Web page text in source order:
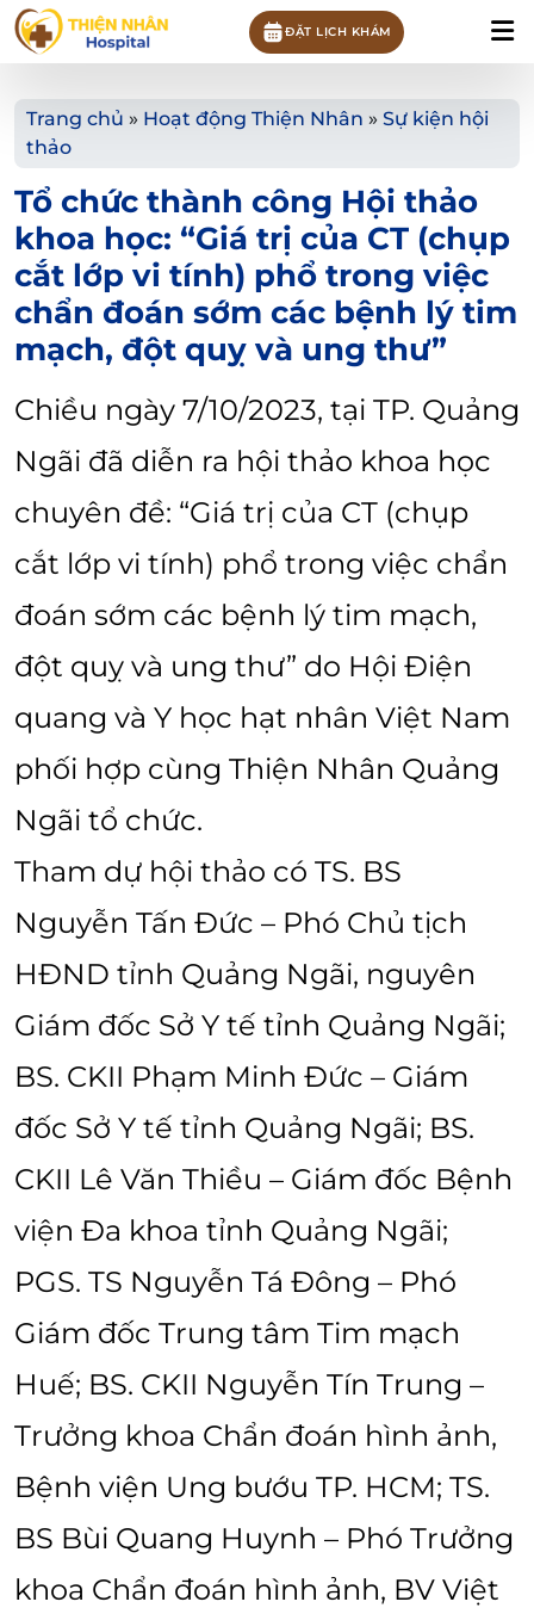
ĐẶT LỊCH KHÁM
Trang chủ » Hoạt động Thiện Nhân » Sự kiện hội
thảo
Tổ chức thành công Hội thảo
khoa học: “Giá trị của CT (chụp
cắt lớp vi tính) phổ trong việc
chẩn đoán sớm các bệnh lý tim
mạch, đột quỵ và ung thư”
Chiều ngày 7/10/2023, tại TP. Quảng
Ngãi đã diễn ra hội thảo khoa học
chuyên đề: “Giá trị của CT (chụp
cắt lớp vi tính) phổ trong việc chẩn
đoán sớm các bệnh lý tim mạch,
đột quỵ và ung thư” do Hội Điện
quang và Y học hạt nhân Việt Nam
phối hợp cùng Thiện Nhân Quảng
Ngãi tổ chức.
Tham dự hội thảo có TS. BS
Nguyễn Tấn Đức – Phó Chủ tịch
HĐND tỉnh Quảng Ngãi, nguyên
Giám đốc Sở Y tế tỉnh Quảng Ngãi;
BS. CKII Phạm Minh Đức – Giám
đốc Sở Y tế tỉnh Quảng Ngãi; BS.
CKII Lê Văn Thiều – Giám đốc Bệnh
viện Đa khoa tỉnh Quảng Ngãi;
PGS. TS Nguyễn Tá Đông – Phó
Giám đốc Trung tâm Tim mạch
Huế; BS. CKII Nguyễn Tín Trung –
Trưởng khoa Chẩn đoán hình ảnh,
Bệnh viện Ung bướu TP. HCM; TS.
BS Bùi Quang Huynh – Phó Trưởng
khoa Chẩn đoán hình ảnh, BV Việt